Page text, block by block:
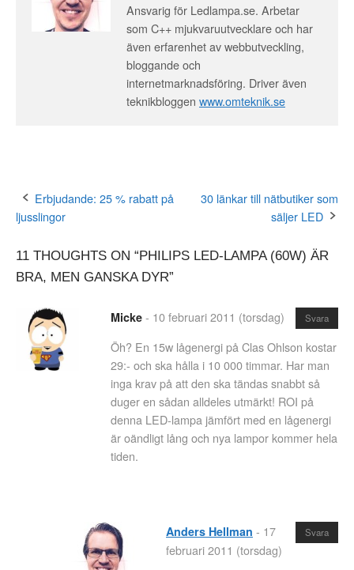
Ansvarig för Ledlampa.se. Arbetar
som C++ mjukvaruutvecklare och har
även erfarenhet av webbutveckling,
bloggande och
internetmarknadsföring. Driver även
teknikbloggen www.omteknik.se
Post
Erbjudande: 25 % rabatt på
ljusslingor
30 länkar till nätbutiker som
säljer LED
11 THOUGHTS ON “PHILIPS LED-LAMPA (60W) ÄR
BRA, MEN GANSKA DYR”
Svara
Micke - 10 februari 2011 (torsdag)
Öh? En 15w lågenergi på Clas Ohlson kostar
29:- och ska hålla i 10 000 timmar. Har man
inga krav på att den ska tändas snabbt så
duger en sådan alldeles utmärkt! ROI på
denna LED-lampa jämfört med en lågenergi
är oändligt lång och nya lampor kommer hela
tiden.
Svara
Anders Hellman - 17
februari 2011 (torsdag)